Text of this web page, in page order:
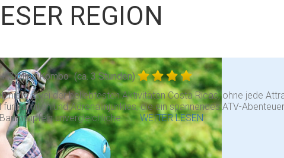
REGION
Zipline Kombo (ca. 3 Stunden)
zwei der beliebtesten Aktivitäten Costa Ricas, ohne jede
für Familien und Adrenalinjunkies, die ein spannendes ATV-
unvergleichliche . . . WEITER LESEN